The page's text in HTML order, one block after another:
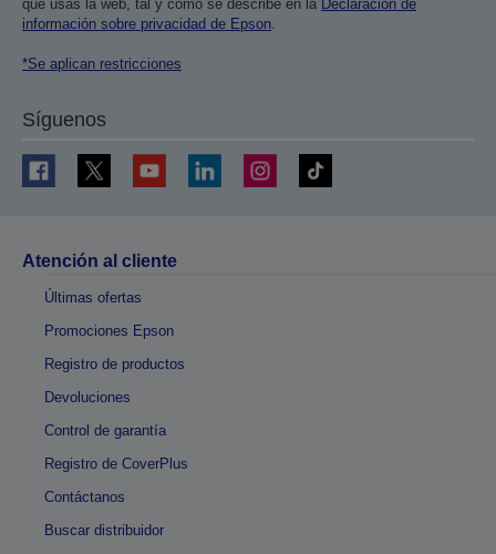
que usas la web, tal y como se describe en la Declaración de
información sobre privacidad de Epson.
*Se aplican restricciones
Síguenos
Atención al cliente
Últimas ofertas
Promociones Epson
Registro de productos
Devoluciones
Control de garantía
Registro de CoverPlus
Contáctanos
Buscar distribuidor